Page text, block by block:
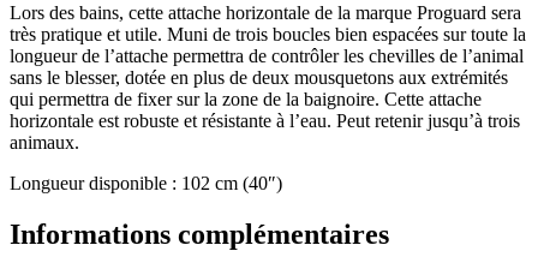
Lors des bains, cette attache horizontale de la marque Proguard sera
très pratique et utile. Muni de trois boucles bien espacées sur toute la
longueur de l’attache permettra de contrôler les chevilles de l’animal
sans le blesser, dotée en plus de deux mousquetons aux extrémités
qui permettra de fixer sur la zone de la baignoire. Cette attache
horizontale est robuste et résistante à l’eau. Peut retenir jusqu’à trois
animaux.
Longueur disponible : 102 cm (40″)
Informations complémentaires